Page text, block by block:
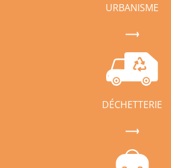
URBANISME
DÉCHETTERIE